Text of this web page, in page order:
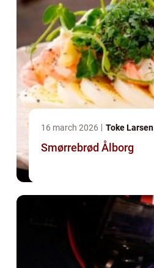
16 march 2026 Toke Larsen
Smørrebrød Ålborg